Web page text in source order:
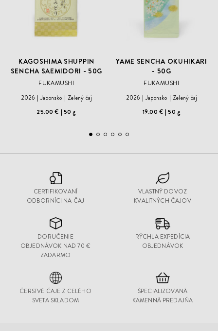
KAGOSHIMA SHUPPIN
SENCHA SAEMIDORI - 50G
FUKAMUSHI
2026
Japonsko
Zelený čaj
25.00 €
50 g
YAME SENCHA OKUHIKARI
- 50G
FUKAMUSHI
2026
Japonsko
Zelený čaj
19.00 € 50 g
CERTIFIKOVANÍ
ODBORNÍCI NA ČAJ
VLASTNÝ DOVOZ
KVALITNÝCH ČAJOV
DORUČENIE
OBJEDNÁVOK NAD 70 €
ZADARMO
RÝCHLA EXPEDÍCIA
OBJEDNÁVOK
ČERSTVÉ ČAJE Z CELÉHO
SVETA SKLADOM
ŠPECIALIZOVANÁ
KAMENNÁ PREDAJŇA